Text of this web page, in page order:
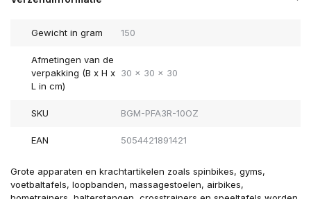
Gewicht in gram 150
Afmetingen van de
verpakking (B x H x
L in cm)
30 x 30 x 30
SKU BGM-PFA3R-10OZ
EAN 5054421891421
Grote apparaten en krachtartikelen zoals spinbikes, gyms,
voetbaltafels, loopbanden, massagestoelen, airbikes,